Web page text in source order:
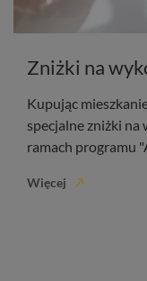
Zniżki na
Kupując
specjalne zniżki
ramach programu
Więcej